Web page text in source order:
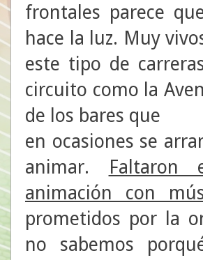
frontales parece
hace la luz. Muy
este tipo de
circuito como la
de los bares que
en ocasiones se
animar.
Faltaron
animación con
prometidos por la
no sabemos